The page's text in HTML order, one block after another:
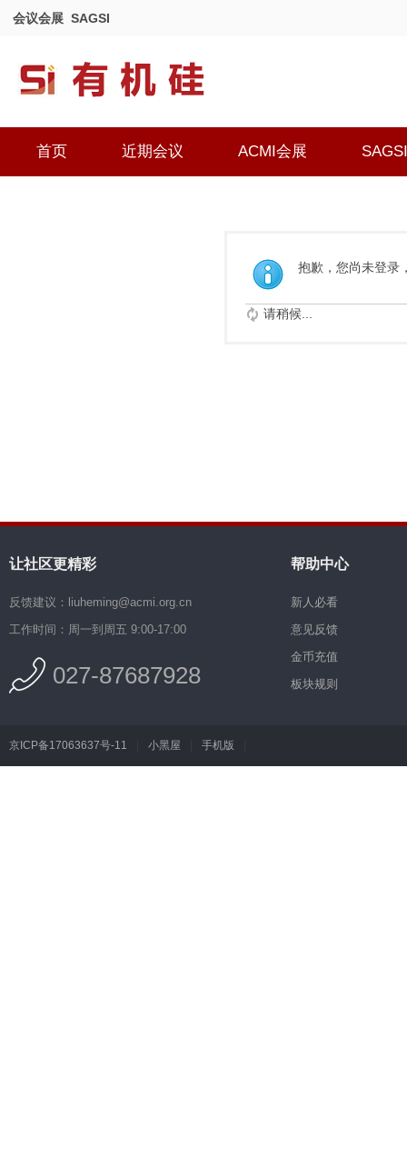
会议会展 SAGSI
首页 近期会议 ACMI会展 SAGSI
抱歉，您尚未登录
请稍候...
让社区更精彩
反馈建议：liuheming@acmi.org.cn
工作时间：周一到周五 9:00-17:00
027-87687928
帮助中心
新人必看
意见反馈
金币充值
板块规则
京ICP备17063637号-11 小黑屋 手机版